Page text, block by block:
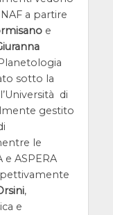
a partire
e
sotto la
di
gestito
le
e ASPERA
,
e